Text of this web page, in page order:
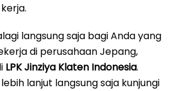
langsung saja bagi Anda yang
di perusahaan Jepang,
LPK Jinziya Klaten Indonesia.
lanjut langsung saja kunjungi